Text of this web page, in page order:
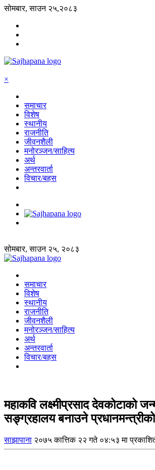
सोमबार, साउन २५,२०८३
×
समाचार
विशेष
स्थानीय
राजनीति
जीवनशैली
मनोरञ्जन/साहित्य
अर्थ
अन्तरवार्ता
विचार/बहस
सोमबार, साउन २५, २०८३
समाचार
विशेष
स्थानीय
राजनीति
जीवनशैली
मनोरञ्जन/साहित्य
अर्थ
अन्तरवार्ता
विचार/बहस
महाकवि लक्ष्मीप्रसाद देवकोटाको
सङ्ग्रहालय बनाउने
साझापाना २०७५ कात्तिक २२ गते ०४:५३ मा